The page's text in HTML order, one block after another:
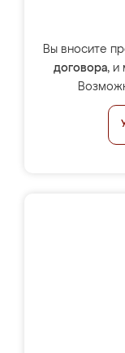
Вы вносите
договора, и